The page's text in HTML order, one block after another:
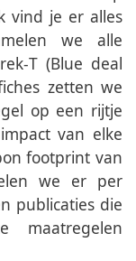
vind je er alles
we alle
T (Blue deal
zetten we
op een rijtje
van elke
footprint van
we er per
publicaties die
maatregelen